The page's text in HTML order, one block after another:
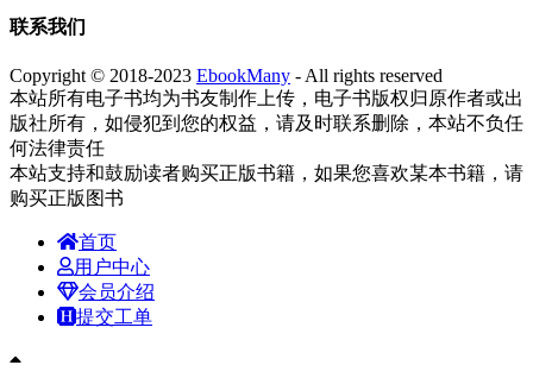
联系我们
Copyright © 2018-2023 EbookMany - All rights reserved
本站所有电子书均为书友制作上传，电子书版权归原作者或出
版社所有，如侵犯到您的权益，请及时联系删除，本站不负任
何法律责任
本站支持和鼓励读者购买正版书籍，如果您喜欢某本书籍，请
购买正版图书
首页
用户中心
会员介绍
提交工单